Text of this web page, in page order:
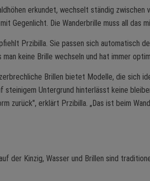
erkundet, wechselt ständig zwischen
Gegenlicht. Die Wanderbrille muss all das
Przibilla. Sie passen sich automatisch
keine Brille wechseln und hat immer
Brillen bietet Modelle, die sich
Untergrund hinterlässt keine
zurück", erklärt Przibilla. „Das ist beim
der Kinzig, Wasser und Brillen sind